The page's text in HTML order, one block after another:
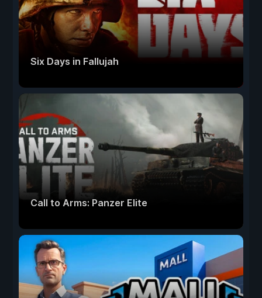
Six Days in Fallujah
Call to Arms: Panzer Elite